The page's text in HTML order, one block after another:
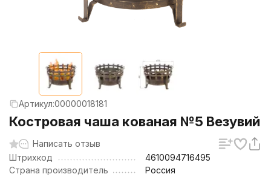
Артикул:00000018181
Костровая чаша кованая №5 Везувий
Написать отзыв
Штрихкод
4610094716495
Страна производитель
Россия